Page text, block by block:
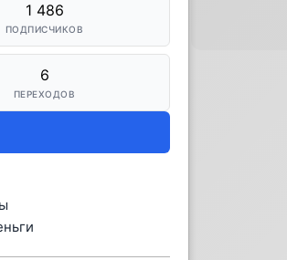
1 486
ПОДПИСЧИКОВ
6
ПЕРЕХОДОВ